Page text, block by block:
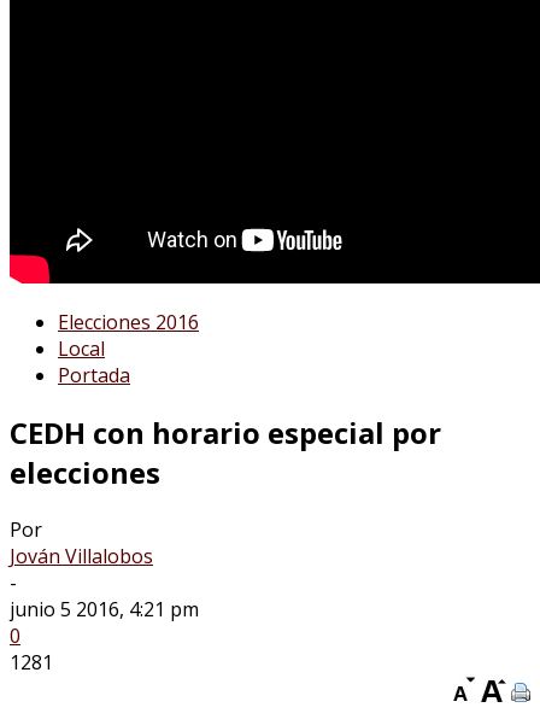
Elecciones 2016
Local
Portada
CEDH con horario especial por
elecciones
Por
Jován Villalobos
-
junio 5 2016, 4:21 pm
0
1281